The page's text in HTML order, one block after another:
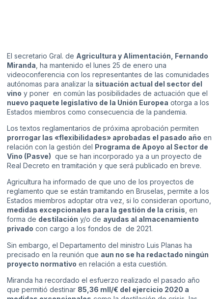
El secretario Gral. de Agricultura y Alimentación, Fernando
Miranda , ha mantenido el lunes 25 de enero una
videoconferencia con los representantes de las comunidades
autónomas para analizar la situación actual del sector del
vino y poner en común las posibilidades de actuación que el
nuevo paquete legislativo de la Unión Europea otorga a los
Estados miembros como consecuencia de la pandemia.
Los textos reglamentarios de próxima aprobación permiten
prorrogar las «flexibilidades» aprobadas el pasado año en
relación con la gestión del Programa de Apoyo al Sector de
Vino (Pasve) que se han incorporado ya a un proyecto de
Real Decreto en tramitación y que será publicado en breve.
Agricultura ha informado de que uno de los proyectos de
reglamento que se están tramitando en Bruselas, permite a los
Estados miembros adoptar otra vez, si lo consideran oportuno,
medidas excepcionales para la gestión de la crisis, en
forma de destilación y/o de ayudas al almacenamiento
privado con cargo a los fondos de de 2021.
Sin embargo, el Departamento del ministro Luis Planas ha
precisado en la reunión que aun no se ha redactado ningún
proyecto normativo en relación a esta cuestión.
Miranda ha recordado el esfuerzo realizado el pasado año
que permitió destinar 85,36 mll/€ del ejercicio 2020 a